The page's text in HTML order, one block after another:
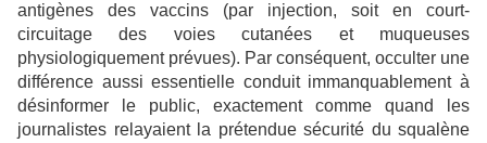
antigènes des vaccins (par injection, soit en court-
circuitage des voies cutanées et muqueuses
physiologiquement prévues). Par conséquent, occulter une
différence aussi essentielle conduit immanquablement à
désinformer le public, exactement comme quand les
journalistes relayaient la prétendue sécurité du squalène